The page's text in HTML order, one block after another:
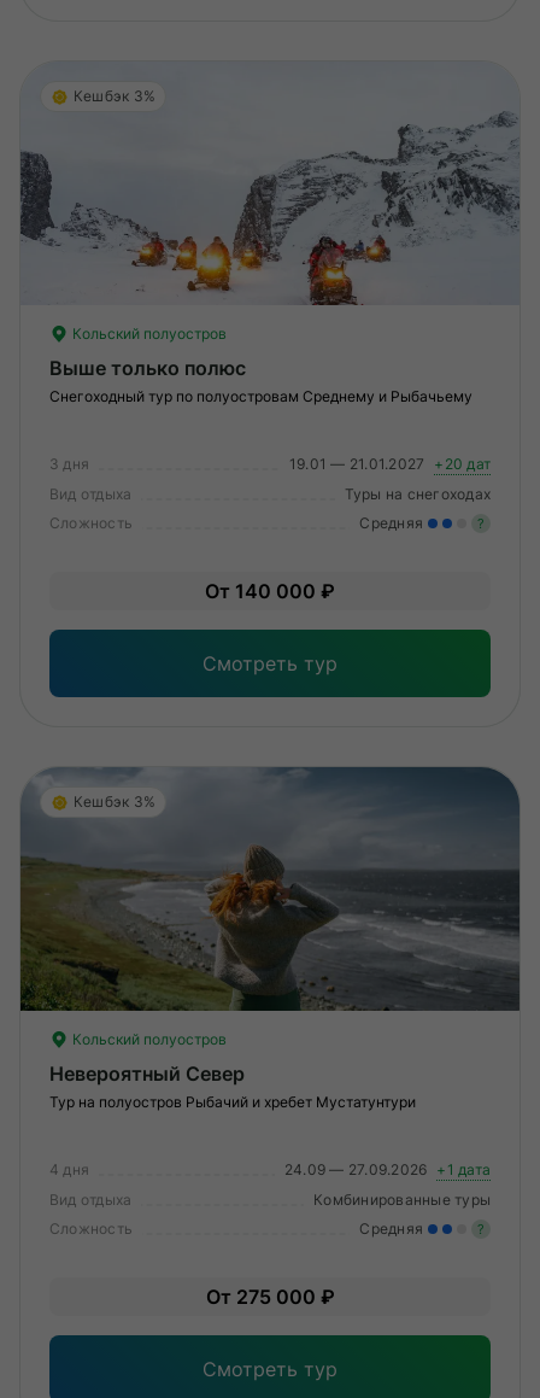
Кешбэк 3%
Кольский полуостров
Выше только полюс
Снегоходный тур по полуостровам Среднему и Рыбачьему
3 дня 19.01 — 21.01.2027
+20 дат
Вид отдыха
Туры на снегоходах
Сложность
Средняя ?
От 140 000 ₽
Смотреть тур
Кешбэк 3%
Кольский полуостров
Невероятный Север
Тур на полуостров Рыбачий и хребет Мустатунтури
4 дня 24.09 — 27.09.2026 +1 дата
Вид отдыха
Комбинированные туры
Сложность
Средняя ?
От 275 000 ₽
Смотреть тур